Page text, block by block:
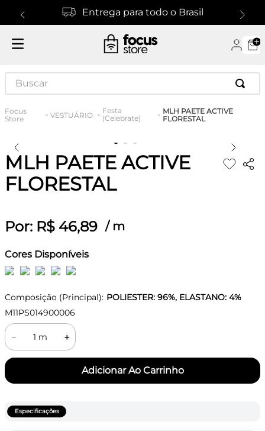
Entrega para todo o Brasil
Buscar
VESTUÁRIO
Festa
(Celebrate)
MLH PAETE ACTIVE
FLORESTAL
MLH PAETE ACTIVE
FLORESTAL
Por: R$ 46,89 / m
Cores Disponíveis
Composição (Principal): POLIESTER: 96%, ELASTANO: 4%
M11PS014900006
＋
－
Especificações